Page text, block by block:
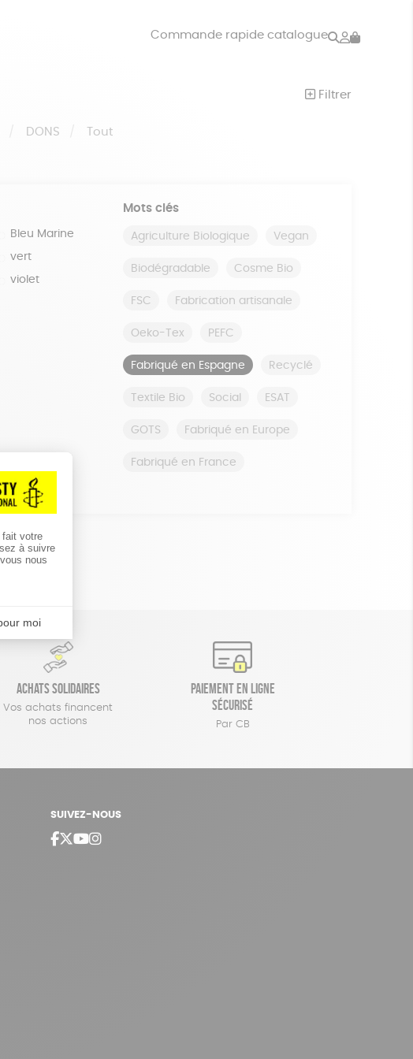
Commande rapide catalogue Rechercher
Mon
Filtrer
DONS Tout
Bleu Marine
vert
violet
Mots clés
Agriculture Biologique Vegan
Biodégradable Cosme Bio
FSC Fabrication artisanale
Oeko-Tex PEFC
Fabriqué en Espagne Recyclé
Textile Bio Social ESAT
GOTS Fabriqué en Europe
Fabriqué en France
Achats solidaires
Vos achats financent
nos actions
Paiement en ligne
sécurisé
Par CB
SUIVEZ-NOUS